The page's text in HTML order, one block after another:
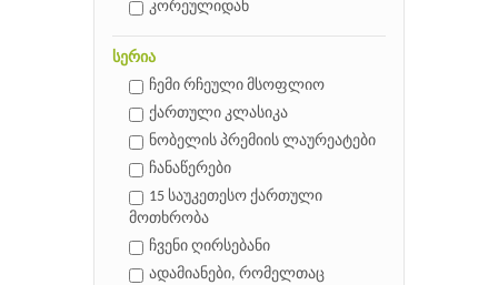
კორეულიდან
სერია
ჩემი რჩეული მსოფლიო
ქართული კლასიკა
ნობელის პრემიის ლაურეატები
ჩანაწერები
15 საუკეთესო ქართული
მოთხრობა
ჩვენი ღირსებანი
ადამიანები, რომელთაც